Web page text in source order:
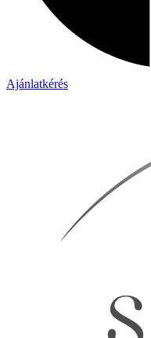
Ajánlatkérés